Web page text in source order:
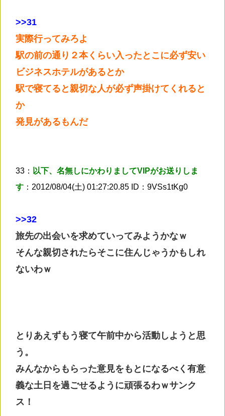
>>31
実際行ってみろよ
駅の前の通り２本くらい入ったとこに必ず安い
ビジネスホテルがあるとか
駅で寝てると親切な人が必ず声掛けてくれると
か
発見があるもんだ
33： 以下、名無しにかわりましてVIPがお送りしま
す ：2012/08/04(土) 01:27:20.85 ID：9VSs1tKg0
>>32
旅先の出会いを求めていってみようかなｗ
そんな親切されたらそこに住んじゃうかもしれ
ないわｗ
とりあえずもう寝て午前中から活動しようと思
う。
みんなからもらった意見をもとになるべく有意
義な土日を過ごせるように頑張るわｗサンク
ス！